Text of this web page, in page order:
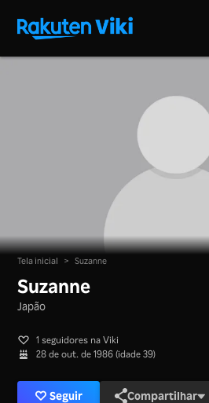
Tela inicial > Suzanne
Suzanne
Japão
1 seguidores na Viki
28 de out. de 1986 (idade 39)
Seguir Compartilhar